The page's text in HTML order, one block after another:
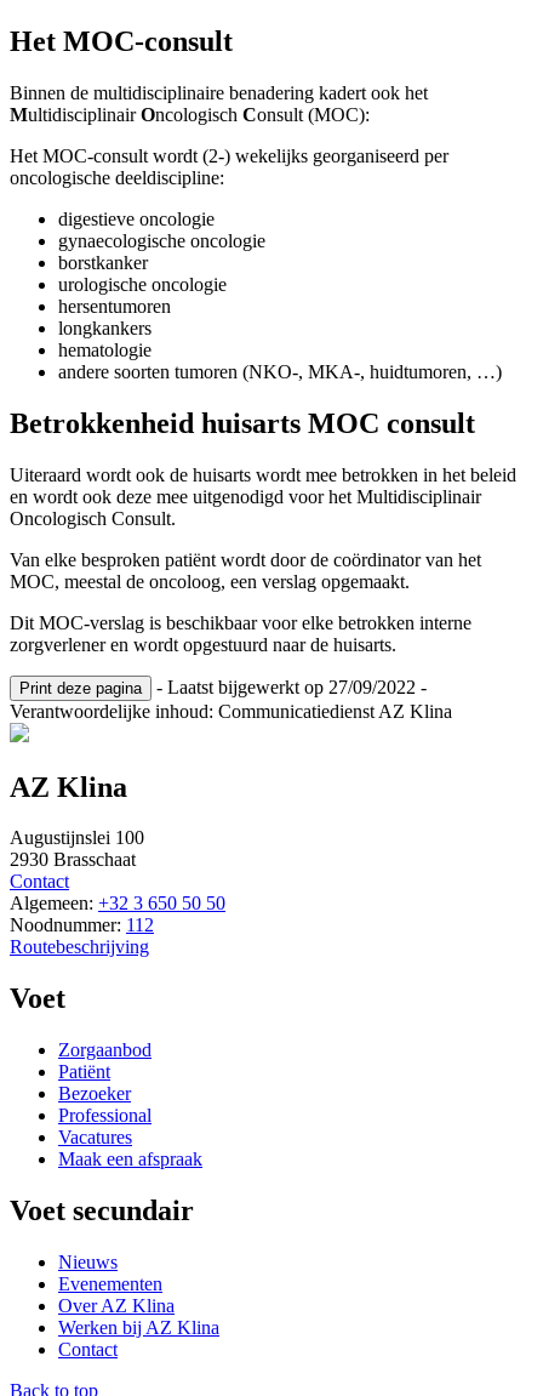
Het MOC-consult
Binnen de multidisciplinaire benadering kadert ook het
MultidisciplinairOncologisch Consult (MOC):
Het MOC-consult wordt (2-) wekelijks georganiseerd per
oncologische deeldiscipline:
digestieve oncologie
gynaecologische oncologie
borstkanker
urologische oncologie
hersentumoren
longkankers
hematologie
andere soorten tumoren (NKO-, MKA-, huidtumoren, …)
Betrokkenheid huisarts MOC consult
Uiteraard wordt ook de huisarts wordt mee betrokken in het beleid
en wordt ook deze mee uitgenodigd voor het Multidisciplinair
Oncologisch Consult.
Van elke besproken patiënt wordt door de coördinator van het
MOC, meestal de oncoloog, een verslag opgemaakt.
Dit MOC-verslag is beschikbaar voor elke betrokken interne
zorgverlener en wordt opgestuurd naar de huisarts.
Print deze pagina
- Laatst bijgewerkt op 27/09/2022 -
Verantwoordelijke inhoud: Communicatiedienst AZ Klina
AZ Klina
Augustijnslei 100
2930 Brasschaat
Contact
Algemeen: +32 3 650 50 50
Noodnummer: 112
Routebeschrijving
Voet
Zorgaanbod
Patiënt
Bezoeker
Professional
Vacatures
Maak een afspraak
Voet secundair
Nieuws
Evenementen
Over AZ Klina
Werken bij AZ Klina
Contact
Back to top